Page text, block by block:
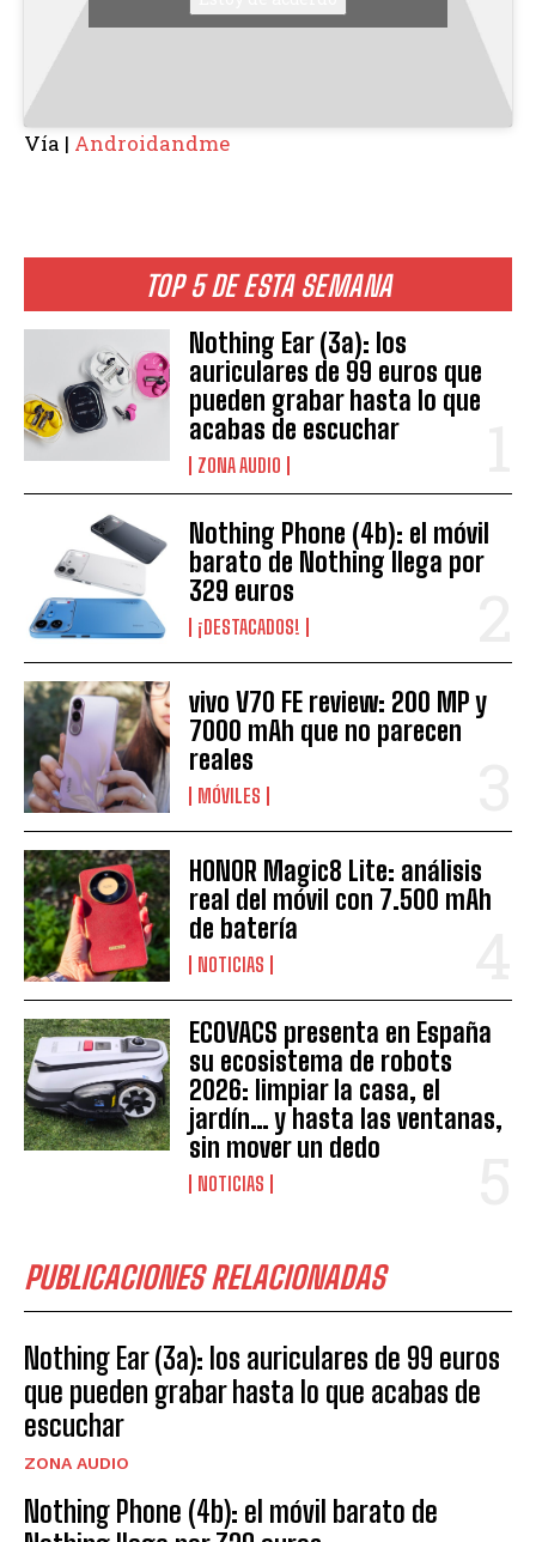
TOP 5 DE ESTA SEMANA
Nothing Ear (3a): los
auriculares de 99 euros que
pueden grabar hasta lo que
acabas de escuchar
ZONA AUDIO
Nothing Phone (4b): el móvil
barato de Nothing llega por
329 euros
¡DESTACADOS!
vivo V70 FE review: 200 MP y
7000 mAh que no parecen
reales
MÓVILES
HONOR Magic8 Lite: análisis
real del móvil con 7.500 mAh
de batería
NOTICIAS
ECOVACS presenta en España
su ecosistema de robots
2026: limpiar la casa, el
jardín… y hasta las ventanas,
sin mover un dedo
NOTICIAS
PUBLICACIONES RELACIONADAS
Nothing Ear (3a): los auriculares de 99 euros
que pueden grabar hasta lo que acabas de
escuchar
ZONA AUDIO
Nothing Phone (4b): el móvil barato de
Vía | Androidandme